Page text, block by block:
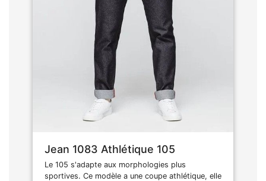
Jean 1083 Athlétique 105
Le 105 s'adapte aux morphologies plus
sportives. Ce modèle a une coupe athlétique, elle